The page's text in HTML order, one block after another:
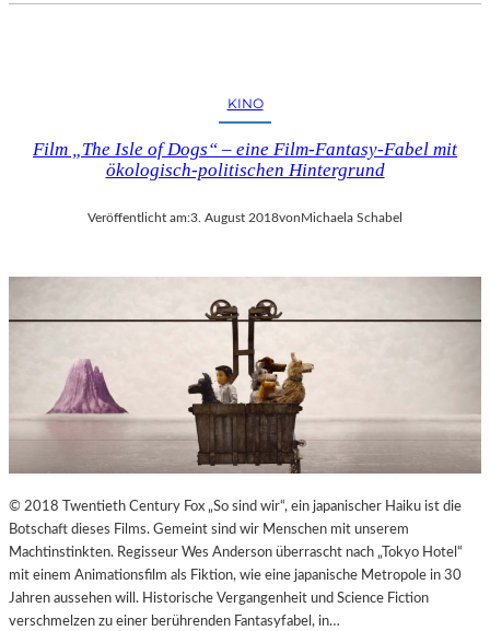
KINO
Film „The Isle of Dogs“ – eine Film-Fantasy-Fabel mit
ökologisch-politischen Hintergrund
Veröffentlicht am:3. August 2018vonMichaela Schabel
© 2018 Twentieth Century Fox „So sind wir“, ein japanischer Haiku ist die
Botschaft dieses Films. Gemeint sind wir Menschen mit unserem
Machtinstinkten. Regisseur Wes Anderson überrascht nach „Tokyo Hotel“
mit einem Animationsfilm als Fiktion, wie eine japanische Metropole in 30
Jahren aussehen will. Historische Vergangenheit und Science Fiction
verschmelzen zu einer berührenden Fantasyfabel, in…